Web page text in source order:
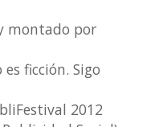
montado por
ficción. Sigo
2012